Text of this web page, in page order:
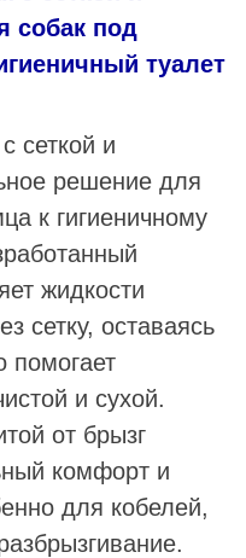
собак под
туалет
сеткой и
решение для
к гигиеничному
жидкости
сетку, оставаясь
помогает
и сухой.
от брызг
комфорт и
для кобелей,